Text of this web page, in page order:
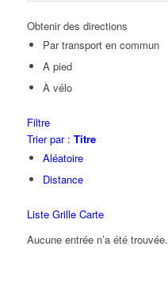
Obtenir des directions
Par transport en commun
A pied
À vélo
Filtre
Trier par : Titre
Aléatoire
Distance
Liste Grille Carte
Aucune entrée n’a été trouvée.